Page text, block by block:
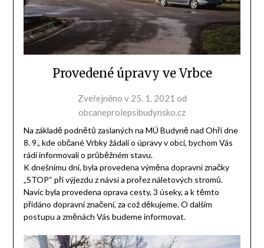
Provedené úpravy ve Vrbce
Zveřejněno v 25. 1. 2021 od
obcaneprolepsibudynsko.cz
Na základě podnětů zaslaných na MÚ Budyně nad Ohří dne
8. 9., kde občané Vrbky žádali o úpravy v obci, bychom Vás
rádi informovali o průběžném stavu.
K dnešnímu dni, byla provedena výměna dopravní značky
„STOP“ při výjezdu z návsi a prořez náletových stromů.
Navíc byla provedena oprava cesty, 3 úseky, a k těmto
přidáno dopravní značení, za což děkujeme. O dalším
postupu a změnách Vás budeme informovat.